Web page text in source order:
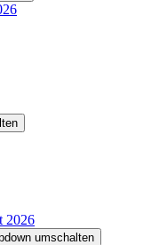
2026
umschalten